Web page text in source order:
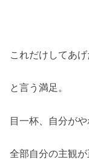
これだけしてあげ
と言う満足。
目一杯、自分が
全部自分の主観が